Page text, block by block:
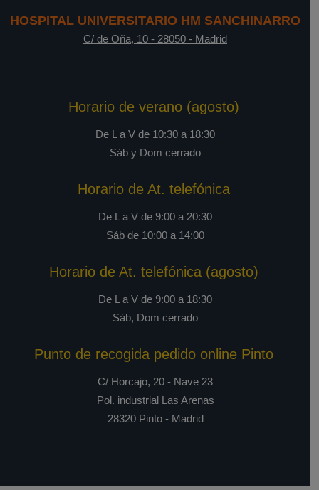
HOSPITAL UNIVERSITARIO HM SANCHINARRO
C/ de Oña, 10 - 28050 - Madrid
Horario de verano (agosto)
De L a V de 10:30 a 18:30
Sáb y Dom cerrado
Horario de At. telefónica
De L a V de 9:00 a 20:30
Sáb de 10:00 a 14:00
Horario de At. telefónica (agosto)
De L a V de 9:00 a 18:30
Sáb, Dom cerrado
Punto de recogida pedido online Pinto
C/ Horcajo, 20 - Nave 23
Pol. industrial Las Arenas
28320 Pinto - Madrid